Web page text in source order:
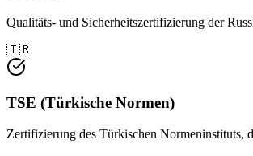
Qualitäts- und Sicherheitszertifizierung der
🇹🇷
TSE (Türkische Normen)
Zertifizierung des Türkischen Normeninstituts,